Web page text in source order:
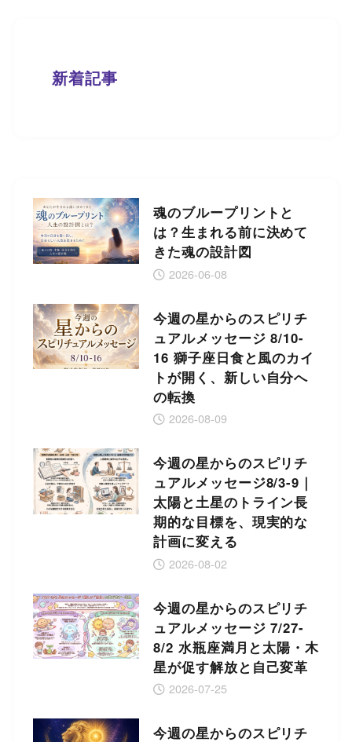
新着記事
魂のブループリントと
は？生まれる前に決めて
きた魂の設計図
2026-06-08
今週の星からのスピリチ
ュアルメッセージ 8/10-
16 獅子座日食と風のカイ
トが開く、新しい自分へ
の転換
2026-08-09
今週の星からのスピリチ
ュアルメッセージ8/3-9｜
太陽と土星のトライン長
期的な目標を、現実的な
計画に変える
2026-08-02
今週の星からのスピリチ
ュアルメッセージ 7/27-
8/2 水瓶座満月と太陽・木
星が促す解放と自己変革
2026-07-25
今週の星からのスピリチ